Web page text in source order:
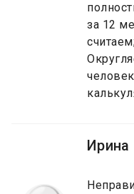
за 12
Ирина